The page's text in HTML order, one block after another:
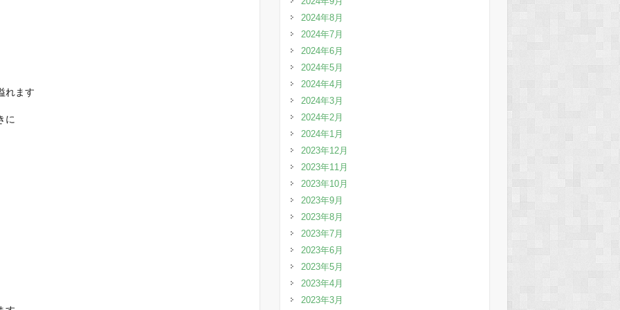
れます
に
2024年8月
2024年7月
2024年6月
2024年5月
2024年4月
2024年3月
2024年2月
2024年1月
2023年12月
2023年11月
2023年10月
2023年9月
2023年8月
2023年7月
2023年6月
2023年5月
2023年4月
2023年3月